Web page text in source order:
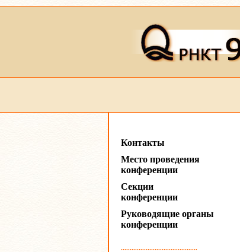
Контакты
Место проведения
конференции
Секции
конференции
Руководящие органы
конференции
...........................................